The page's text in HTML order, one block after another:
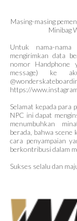
Masing-masing
Minibag
Untuk nama-
mengirimkan data
nomor Handphone
message) ke
https://
Selamat kepada para
NPC ini dapat
menumbuhkan
berada, bahwa scene
cara penyampaian
berkontribusi dalam
Sukses selalu dan